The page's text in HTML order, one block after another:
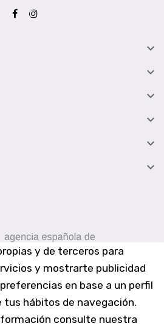
y de terceros para
y mostrarte publicidad
en base a un perfil
tus hábitos de navegación.
consulte nuestra





